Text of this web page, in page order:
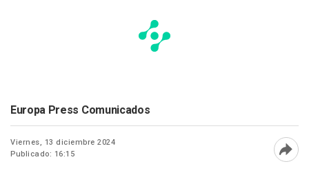
Europa Press Comunicados
Viernes, 13 diciembre 2024
Publicado: 16:15